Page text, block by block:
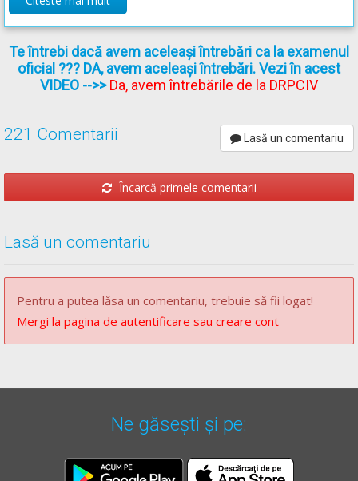
** Regulament =REGULAMENT de aplicare a OUG 195/2002
actualizat (Regulamentul codului rutier)
Te întrebi dacă avem aceleași întrebări ca la examenul
oficial ??? DA, avem aceleași întrebări. Vezi în acest
VIDEO -->>Da, avem întrebările de la DRPCIV
221 Comentarii Lasă un comentariu
Încarcă primele comentarii
Lasă un comentariu
Pentru a putea lăsa un comentariu, trebuie să fii logat!
Mergi la pagina de autentificare sau creare cont
Ne găsești și pe: